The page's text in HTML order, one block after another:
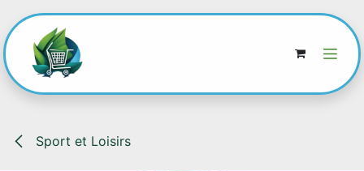
Se rendre au contenu
Sport et Loisirs